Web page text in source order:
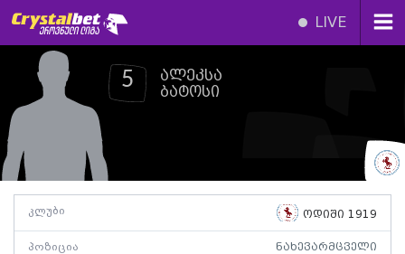
LIVE
5
ალეკსა
ბატოსი
კლუბი ოდიში 1919
პოზიცია ნახევარმცველი